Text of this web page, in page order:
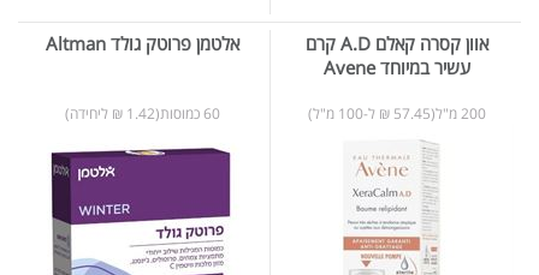
אוון קסרה קאלם A.D קרם
עשיר במיוחד Avene
200 מ"ל(57.45 ₪ ל-100 מ"ל)
אלטמן פרוטק גולד Altman
60 כמוסות(1.42 ₪ ליחידה)